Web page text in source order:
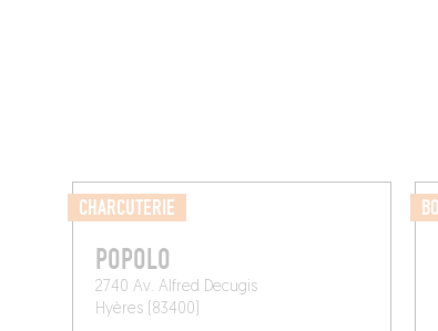
CHARCUTERIE
POPOLO
2740 Av. Alfred Decugis
Hyères (83400)